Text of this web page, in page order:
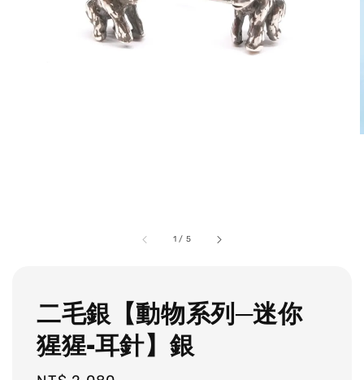
1 / 5
二毛銀【動物系列─迷你
猩猩-耳針】銀